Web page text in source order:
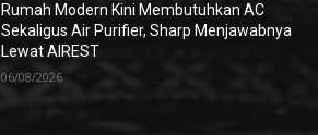
Rumah Modern Kini Membutuhkan AC
Sekaligus Air Purifier, Sharp Menjawabnya
Lewat AIREST
06/08/2026